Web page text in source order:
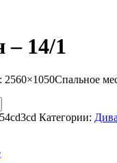
14/1
Категории: